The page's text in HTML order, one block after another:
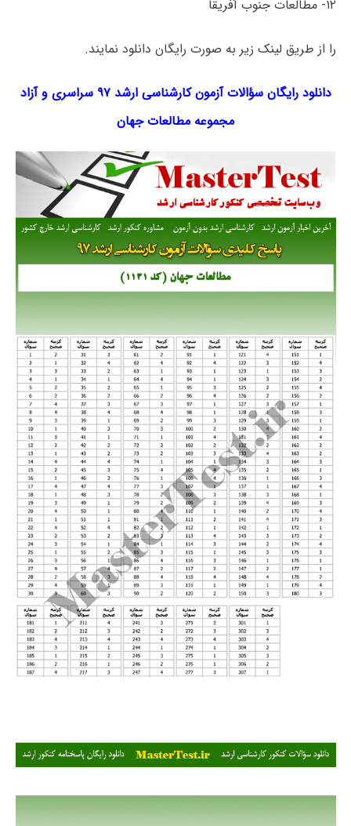
۱۲- مطالعات جنوب آفریقا
را از طریق لینک‌ زیر به صورت رایگان دانلود نمایند.
دانلود رایگان سؤالات آزمون کارشناسی ارشد ۹۷ سراسری و آزاد
مجموعه مطالعات جهان